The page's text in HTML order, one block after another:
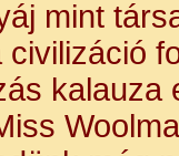
mint
kalauza